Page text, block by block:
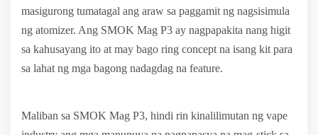
masigurong tumatagal ang araw sa paggamit ng nagsisimula
ng atomizer. Ang SMOK Mag P3 ay nagpapakita nang higit
sa kahusayang ito at may bago ring concept na isang kit para
sa lahat ng mga bagong nadagdag na feature.
Maliban sa SMOK Mag P3, hindi rin kinalilimutan ng vape